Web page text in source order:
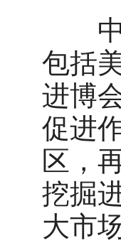
中
包括
进博
促进
区，
挖掘
大市